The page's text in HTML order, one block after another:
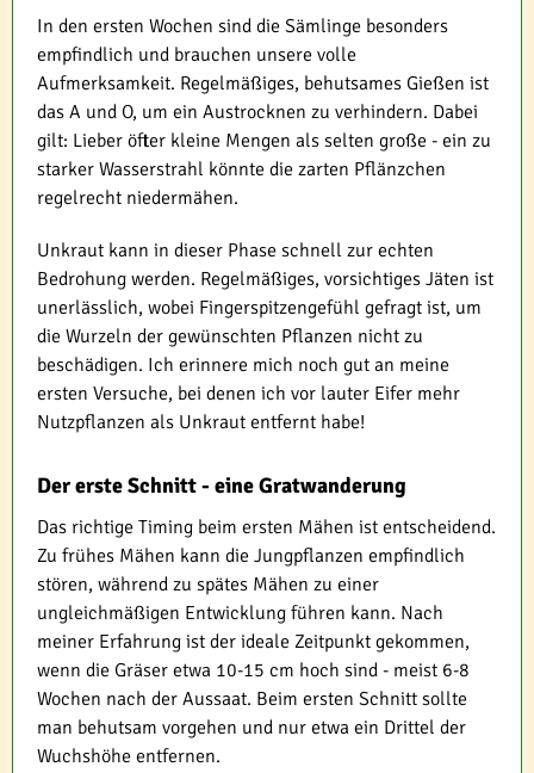
In den ersten Wochen sind die Sämlinge besonders
empfindlich und brauchen unsere volle
Aufmerksamkeit. Regelmäßiges, behutsames Gießen ist
das A und O, um ein Austrocknen zu verhindern. Dabei
gilt: Lieber öfter kleine Mengen als selten große - ein zu
starker Wasserstrahl könnte die zarten Pflänzchen
regelrecht niedermähen.
Unkraut kann in dieser Phase schnell zur echten
Bedrohung werden. Regelmäßiges, vorsichtiges Jäten ist
unerlässlich, wobei Fingerspitzengefühl gefragt ist, um
die Wurzeln der gewünschten Pflanzen nicht zu
beschädigen. Ich erinnere mich noch gut an meine
ersten Versuche, bei denen ich vor lauter Eifer mehr
Nutzpflanzen als Unkraut entfernt habe!
Der erste Schnitt - eine Gratwanderung
Das richtige Timing beim ersten Mähen ist entscheidend.
Zu frühes Mähen kann die Jungpflanzen empfindlich
stören, während zu spätes Mähen zu einer
ungleichmäßigen Entwicklung führen kann. Nach
meiner Erfahrung ist der ideale Zeitpunkt gekommen,
wenn die Gräser etwa 10-15 cm hoch sind - meist 6-8
Wochen nach der Aussaat. Beim ersten Schnitt sollte
man behutsam vorgehen und nur etwa ein Drittel der
Wuchshöhe entfernen.